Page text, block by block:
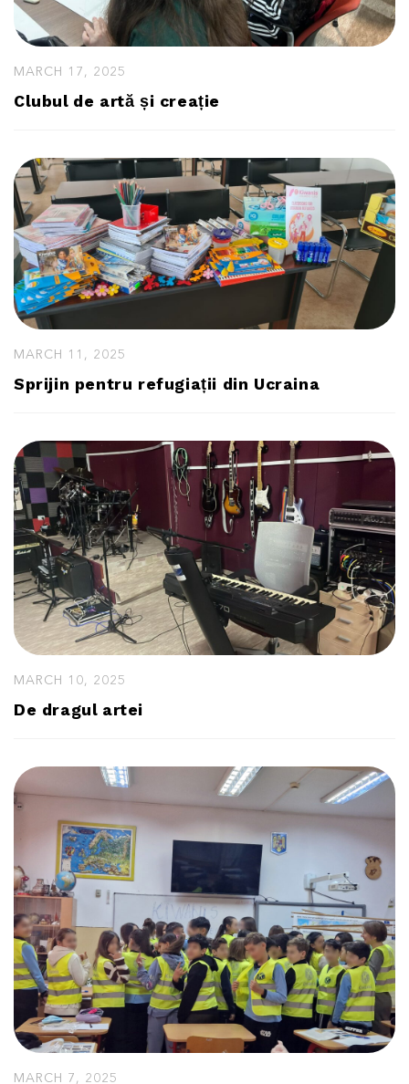
MARCH 17, 2025
Clubul de artă și creație
MARCH 11, 2025
Sprijin pentru refugiații din Ucraina
MARCH 10, 2025
De dragul artei
MARCH 7, 2025